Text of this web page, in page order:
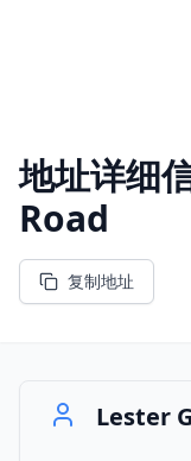
地址详细
Road
复制地址
Lester